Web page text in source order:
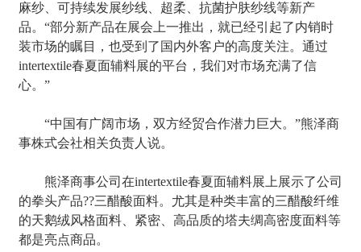
麻纱、可持续发展纱线、超柔、抗菌护肤纱线等新产
品。“部分新产品在展会上一推出，就已经引起了内销时
装市场的瞩目，也受到了国内外客户的高度关注。通过
intertextile春夏面辅料展的平台，我们对市场充满了信
心。”
“中国有广阔市场，双方经贸合作潜力巨大。”熊泽商
事株式会社相关负责人说。
熊泽商事公司在intertextile春夏面辅料展上展示了公司
的拳头产品??三醋酸面料。尤其是种类丰富的三醋酸纤维
的天鹅绒风格面料、紧密、高品质的塔夫绸高密度面料等
都是亮点商品。